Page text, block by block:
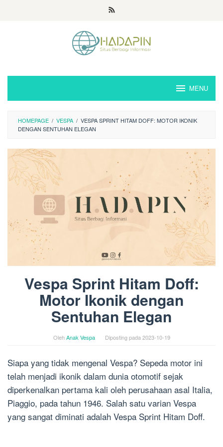
MENU
HOMEPAGE / VESPA / VESPA SPRINT HITAM DOFF: MOTOR IKONIK
DENGAN SENTUHAN ELEGAN
Vespa Sprint Hitam Doff:
Motor Ikonik dengan
Sentuhan Elegan
OlehAnak Vespa Diposting pada 2023-10-19
Siapa yang tidak mengenal Vespa? Sepeda motor ini
telah menjadi ikonik dalam dunia otomotif sejak
diperkenalkan pertama kali oleh perusahaan asal Italia,
Piaggio, pada tahun 1946. Salah satu varian Vespa
yang sangat diminati adalah Vespa Sprint Hitam Doff.